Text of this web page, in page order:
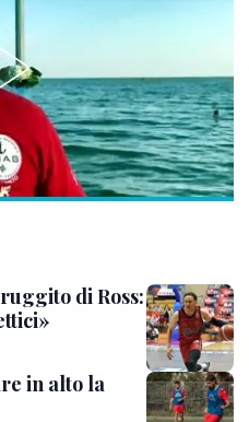
di Ross:
in alto la